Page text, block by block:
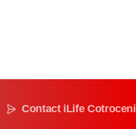
Contact iLife Cotroceni